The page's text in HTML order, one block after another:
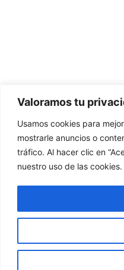
Valoramos tu
Usamos cookies para
mostrarle anuncios o
tráfico. Al hacer clic en
nuestro uso de las cookies.